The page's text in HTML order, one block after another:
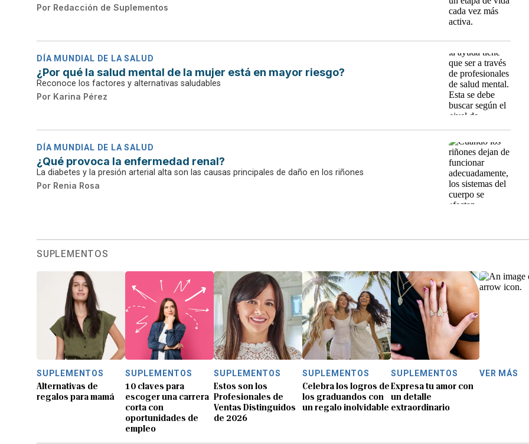
Por Redacción de Suplementos
DÍA MUNDIAL DE LA SALUD
¿Por qué la salud mental de la mujer está en mayor riesgo?
Reconoce los factores y alternativas saludables
Por Karina Pérez
DÍA MUNDIAL DE LA SALUD
¿Qué provoca la enfermedad renal?
La diabetes y la presión arterial alta son las causas principales de daño en los riñones
Por Renia Rosa
SUPLEMENTOS
SUPLEMENTOS
Alternativas de
regalos para mamá
SUPLEMENTOS
10 claves para
escoger una carrera
corta con
oportunidades de
empleo
SUPLEMENTOS
Estos son los
Profesionales de
Ventas Distinguidos
de 2026
SUPLEMENTOS
Celebra los logros de
los graduandos con
un regalo inolvidable
SUPLEMENTOS
Expresa tu amor con
un detalle
extraordinario
VER MÁS